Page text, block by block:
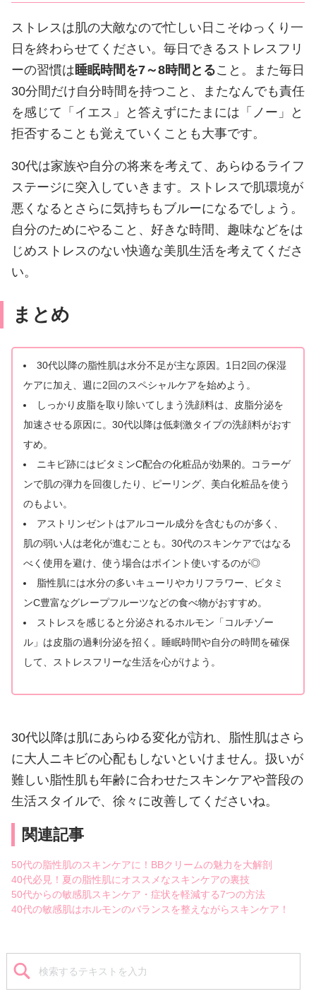
ストレスは肌の大敵なので忙しい日こそゆっくり一
日を終わらせてください。毎日できるストレスフリ
ーの習慣は睡眠時間を7～8時間とること。また毎日
30分間だけ自分時間を持つこと、またなんでも責任
を感じて「イエス」と答えずにたまには「ノー」と
拒否することも覚えていくことも大事です。
30代は家族や自分の将来を考えて、あらゆるライフ
ステージに突入していきます。ストレスで肌環境が
悪くなるとさらに気持ちもブルーになるでしょう。
自分のためにやること、好きな時間、趣味などをは
じめストレスのない快適な美肌生活を考えてくださ
い。
まとめ
30代以降の脂性肌は水分不足が主な原因。1日2回の保湿
ケアに加え、週に2回のスペシャルケアを始めよう。
しっかり皮脂を取り除いてしまう洗顔料は、皮脂分泌を
加速させる原因に。30代以降は低刺激タイプの洗顔料がおす
すめ。
ニキビ跡にはビタミンC配合の化粧品が効果的。コラーゲ
ンで肌の弾力を回復したり、ピーリング、美白化粧品を使う
のもよい。
アストリンゼントはアルコール成分を含むものが多く、
肌の弱い人は老化が進むことも。30代のスキンケアではなる
べく使用を避け、使う場合はポイント使いするのが◎
脂性肌には水分の多いキューリやカリフラワー、ビタミ
ンC豊富なグレープフルーツなどの食べ物がおすすめ。
ストレスを感じると分泌されるホルモン「コルチゾー
ル」は皮脂の過剰分泌を招く。睡眠時間や自分の時間を確保
して、ストレスフリーな生活を心がけよう。
30代以降は肌にあらゆる変化が訪れ、脂性肌はさら
に大人ニキビの心配もしないといけません。扱いが
難しい脂性肌も年齢に合わせたスキンケアや普段の
生活スタイルで、徐々に改善してくださいね。
関連記事
50代の脂性肌のスキンケアに！BBクリームの魅力を大解剖
40代必見！夏の脂性肌にオススメなスキンケアの裏技
50代からの敏感肌スキンケア・症状を軽減する7つの方法
40代の敏感肌はホルモンのバランスを整えながらスキンケア！